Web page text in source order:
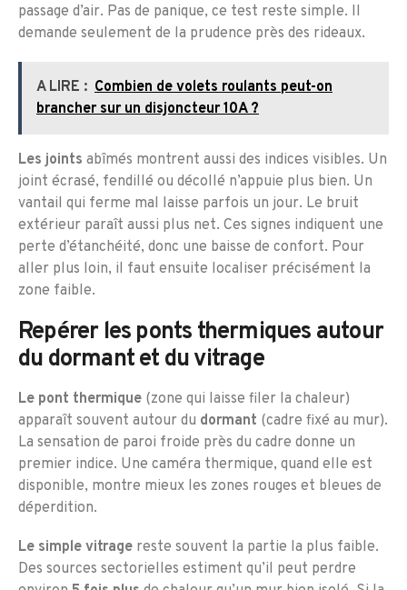
passage d’air. Pas de panique, ce test reste simple. Il
demande seulement de la prudence près des rideaux.
A LIRE : Combien de volets roulants peut-on
brancher sur un disjoncteur 10A ?
Les joints abîmés montrent aussi des indices visibles. Un
joint écrasé, fendillé ou décollé n’appuie plus bien. Un
vantail qui ferme mal laisse parfois un jour. Le bruit
extérieur paraît aussi plus net. Ces signes indiquent une
perte d’étanchéité, donc une baisse de confort. Pour
aller plus loin, il faut ensuite localiser précisément la
zone faible.
Repérer les ponts thermiques autour
du dormant et du vitrage
Le pont thermique (zone qui laisse filer la chaleur)
apparaît souvent autour du dormant (cadre fixé au mur).
La sensation de paroi froide près du cadre donne un
premier indice. Une caméra thermique, quand elle est
disponible, montre mieux les zones rouges et bleues de
déperdition.
Le simple vitrage reste souvent la partie la plus faible.
Des sources sectorielles estiment qu’il peut perdre